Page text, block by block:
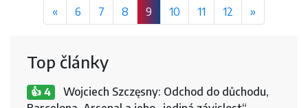
«
6 7 8 9 10 11 12 »
Top články
👍 4
Wojciech Szczęsny: Odchod do důchodu,